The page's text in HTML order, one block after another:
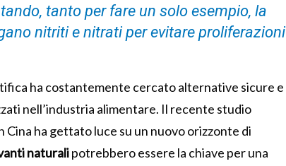
tanto per fare un solo esempio, la
nitriti e nitrati per evitare proliferazioni
ha costantemente cercato alternative sicure e
nell’industria alimentare. Il recente studio
ha gettato luce su un nuovo orizzonte di
naturalipotrebbero essere la chiave per una